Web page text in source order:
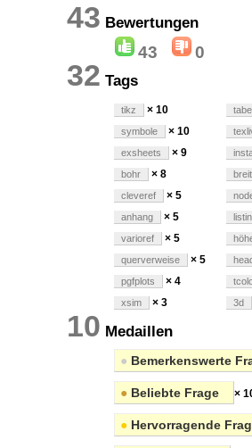
43
43 0
32 Tags
tikz × 10
symbole × 10
exsheets × 9
bohr × 8
cleveref × 5
anhang × 5
varioref × 5
querverweise × 5
pgfplots × 4
xsim × 3 3d
10 Medaillen
● Bemerkenswerte
● Beliebte Frage ×
● Hervorragende